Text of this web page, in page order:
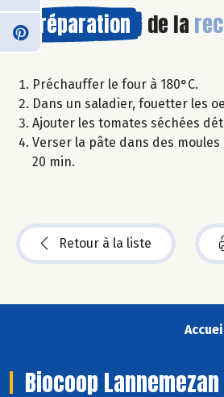
Préparation de la
Préchauffer le four à 180°C.
Dans un saladier, fouetter les
Ajouter les tomates séchées
Verser la pâte dans des
20 min.
Retour à la liste
Biocoop Lannemezan